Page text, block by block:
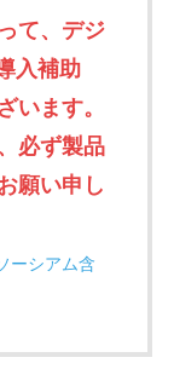
て、デジ
入補助
います。
必ず製品
願い申し
ーシアム含